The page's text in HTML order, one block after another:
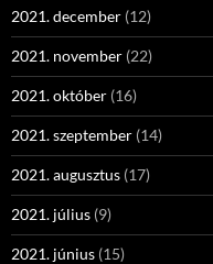
2021. december (12)
2021. november (22)
2021. október (16)
2021. szeptember (14)
2021. augusztus (17)
2021. július (9)
2021. június (15)